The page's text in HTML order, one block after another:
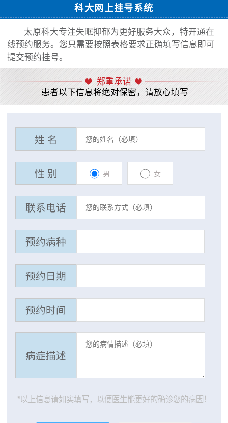
科大网上挂号系统
太原科大专注失眠抑郁为更好服务大众，特开通在
线预约服务。您只需要按照表格要求正确填写信息即可
提交预约挂号。
郑重承诺
患者以下信息将绝对保密，请放心填写
姓 名
性 别 男 女
联系电话
预约病种
预约日期
预约时间
病症描述
*以上信息请如实填写，以便医生能更好的确诊您的病因！